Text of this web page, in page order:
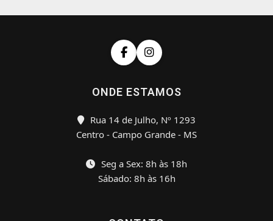
ONDE ESTAMOS
Rua 14 de Julho, Nº 1293
Centro - Campo Grande - MS
Seg a Sex: 8h às 18h
Sábado: 8h às 16h